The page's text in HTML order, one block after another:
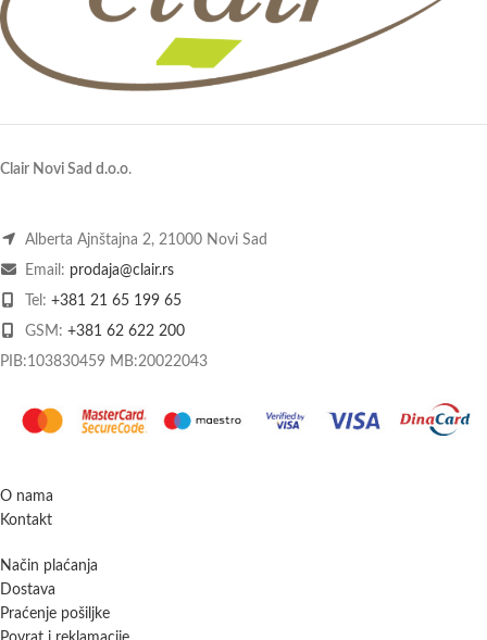
Clair Novi Sad d.o.o.
Alberta Ajnštajna 2, 21000 Novi Sad
Email: prodaja@clair.rs
Tel: +381 21 65 199 65
GSM: +381 62 622 200
PIB:103830459 MB:20022043
O nama
Kontakt
Način plaćanja
Dostava
Praćenje pošiljke